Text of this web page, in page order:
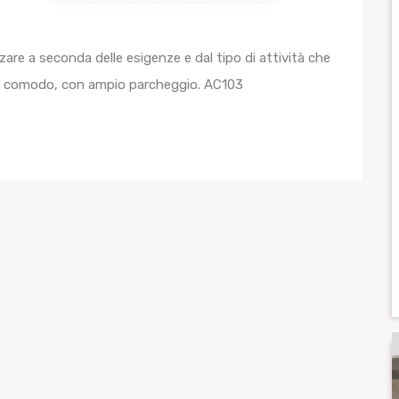
a seconda delle esigenze e dal tipo di attività che
con ampio parcheggio. AC103